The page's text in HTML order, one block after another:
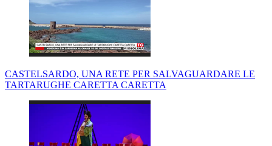
CASTELSARDO, UNA RETE PER SALVAGUARDARE LE
TARTARUGHE CARETTA CARETTA